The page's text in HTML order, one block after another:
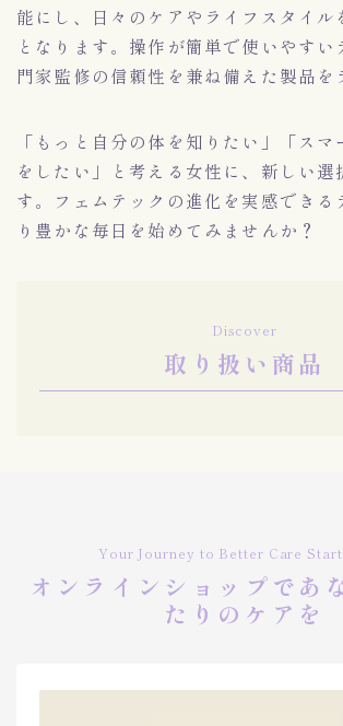
能にし、日々のケアやライフスタイル
となります。操作が簡単で使いやすい
門家監修の信頼性を兼ね備えた製品を
「もっと自分の体を知りたい」「ス
をしたい」と考える女性に、新しい選
す。フェムテックの進化を実感できる
り豊かな毎日を始めてみませんか？
Discover
取り扱い商品
Your Journey to Better Care
オンラインショップであ
たりのケアを